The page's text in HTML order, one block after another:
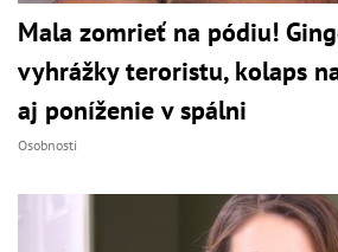
Mala zomrieť na pódiu!
vyhrážky teroristu, kolaps
aj poníženie v spálni
Osobnosti